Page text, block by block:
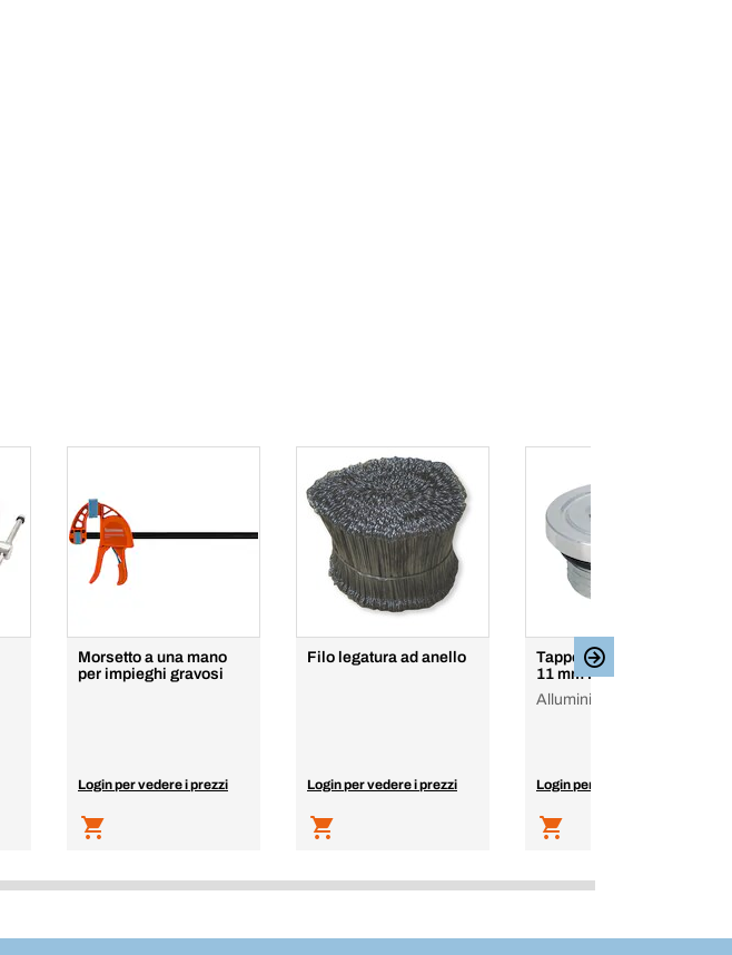
Morsetto a una mano
per impieghi gravosi
Login per vedere i prezzi
Filo legatura ad anello
Login per vedere i prezzi
Tappo olio M22 x 1.5 x
11 mm M 22 x 1.5 x 11
Alluminio
Login per vedere i prezzi